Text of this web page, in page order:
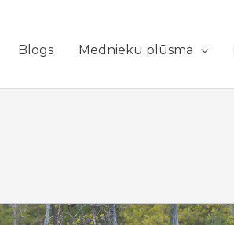
Blogs Mednieku plūsma